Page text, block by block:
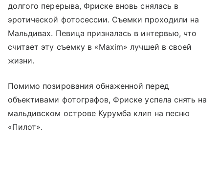
долгого перерыва, Фриске вновь снялась в
эротической фотосессии. Съемки проходили на
Мальдивах. Певица призналась в интервью, что
считает эту съемку в «Maxim» лучшей в своей
жизни.
Помимо позирования обнаженной перед
объективами фотографов, Фриске успела снять на
мальдивском острове Курумба клип на песню
«Пилот».